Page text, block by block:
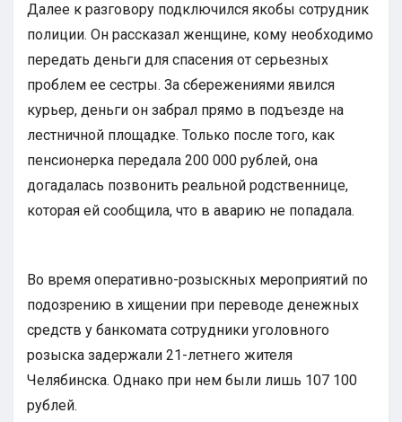
Далее к разговору подключился якобы сотрудник
полиции. Он рассказал женщине, кому необходимо
передать деньги для спасения от серьезных
проблем ее сестры. За сбережениями явился
курьер, деньги он забрал прямо в подъезде на
лестничной площадке. Только после того, как
пенсионерка передала 200 000 рублей, она
догадалась позвонить реальной родственнице,
которая ей сообщила, что в аварию не попадала.
Во время оперативно-розыскных мероприятий по
подозрению в хищении при переводе денежных
средств у банкомата сотрудники уголовного
розыска задержали 21-летнего жителя
Челябинска. Однако при нем были лишь 107 100
рублей.